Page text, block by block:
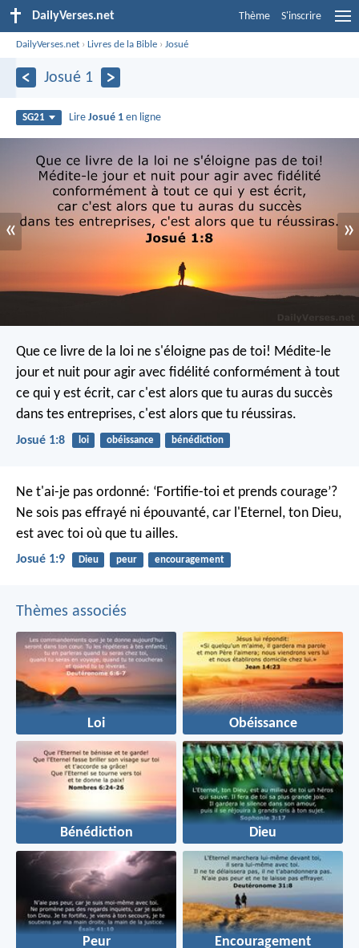
DailyVerses.net Thème S'inscrire
DailyVerses.net ›Livres de la Bible ›Josué
Josué 1
SG21 LireJosué 1 en ligne
« »
Que ce livre de la loi ne s'éloigne pas de toi! Médite-le
jour et nuit pour agir avec fidélité conformément à tout
ce qui y est écrit, car c'est alors que tu auras du succès
dans tes entreprises, c'est alors que tu réussiras.
Josué 1:8 loi obéissance bénédiction
Ne t'ai-je pas ordonné: ‘Fortifie-toi et prends courage’?
Ne sois pas effrayé ni épouvanté, car l'Eternel, ton Dieu,
est avec toi où que tu ailles.
Josué 1:9 Dieu peur encouragement
Thèmes associés
Loi Obéissance
Bénédiction Dieu
Peur Encouragement